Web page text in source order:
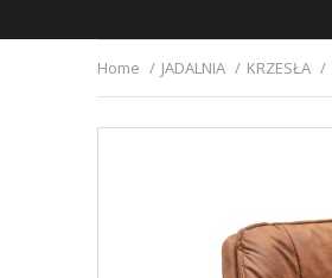
Home JADALNIA KRZESŁA